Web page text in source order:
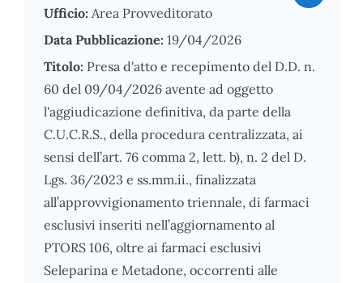
Ufficio: Area Provveditorato
Data Pubblicazione: 19/04/2026
Titolo: Presa d'atto e recepimento del D.D. n.
60 del 09/04/2026 avente ad oggetto
l'aggiudicazione definitiva, da parte della
C.U.C.R.S., della procedura centralizzata, ai
sensi dell’art. 76 comma 2, lett. b), n. 2 del D.
Lgs. 36/2023 e ss.mm.ii., finalizzata
all’approvvigionamento triennale, di farmaci
esclusivi inseriti nell’aggiornamento al
PTORS 106, oltre ai farmaci esclusivi
Seleparina e Metadone, occorrenti alle